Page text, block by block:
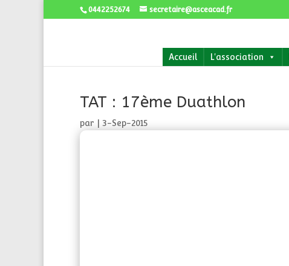
0442252674 secretaire@asceacad.fr
Accueil L'association
TAT : 17ème Duathlon
par 3-Sep-2015